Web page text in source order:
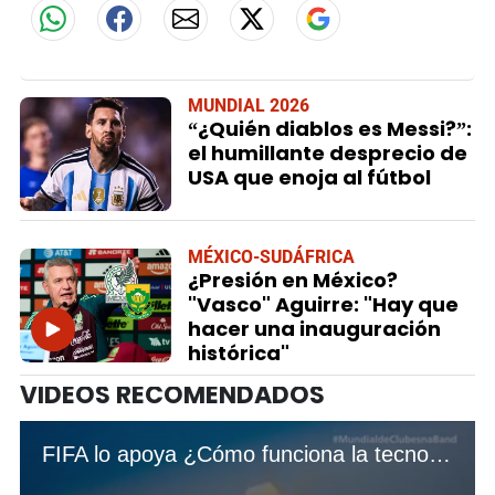
MUNDIAL 2026
“¿Quién diablos es Messi?”:
el humillante desprecio de
USA que enoja al fútbol
MÉXICO-SUDÁFRICA
¿Presión en México?
"Vasco" Aguirre: "Hay que
hacer una inauguración
histórica"
VIDEOS RECOMENDADOS
FIFA lo apoya ¿Cómo funciona la tecnología del fuera de juego semiautomático que cambiará el fútbol?